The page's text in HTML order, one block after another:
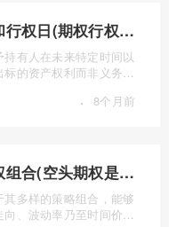
期权的到期日和行权日(期权行权日到期虚值期权都将清零)
有人在未来特定时间以
的资产权利而非义务的
· 8个月前
空头宽跨式期权组合(空头期权是什么意思)
多样的策略组合，能够
、波动率乃至时间价值